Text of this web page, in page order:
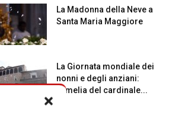
La Madonna della Neve a
Santa Maria Maggiore
La Giornata mondiale dei
nonni e degli anziani:
l’omelia del cardinale...